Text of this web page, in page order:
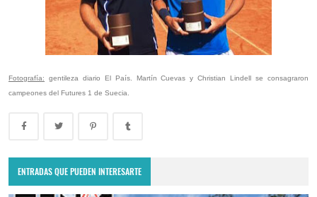
Fotografía: gentileza diario El País. Martín Cuevas y Christian Lindell se consagraron
campeones del Futures 1 de Suecia.
ENTRADAS QUE PUEDEN INTERESARTE